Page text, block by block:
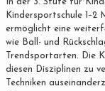
In der 3. Stufe für
Kindersportschule
ermöglicht eine
wie Ball- und
Trendsportarten. Die
diesen Disziplinen zu
Techniken